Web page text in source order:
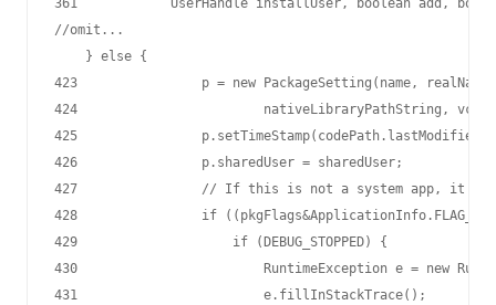
361            UserHandle installUser, boolean add,
//omit...
    } else {
423                p = new PackageSetting(name, realName,
424                        nativeLibraryPathString, vc,
425
426                p.sharedUser = sharedUser;
427                // If this is not a system app, it
428                if
429                    if (DEBUG_STOPPED) {
430                        RuntimeException e = new
431                        e.fillInStackTrace();